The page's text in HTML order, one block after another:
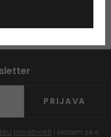
PRIJAVA
privatnosti i slažem se s